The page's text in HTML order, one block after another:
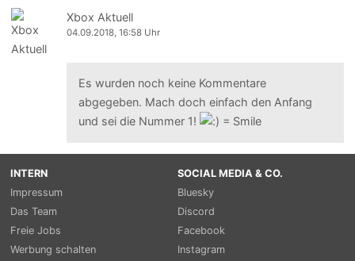
Xbox Aktuell
04.09.2018, 16:58 Uhr
Es wurden noch keine Kommentare
abgegeben. Mach doch einfach den Anfang
und sei die Nummer 1!
INTERN
Impressum
Das Team
Freie Jobs
Werbung schalten
SOCIAL MEDIA & CO.
Bluesky
Discord
Facebook
Instagram